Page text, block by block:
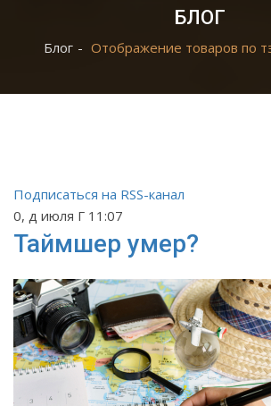
БЛОГ
Блог Отображение товаров по
Подписаться на RSS-канал
0, д июля Г 11:07
Таймшер умер?